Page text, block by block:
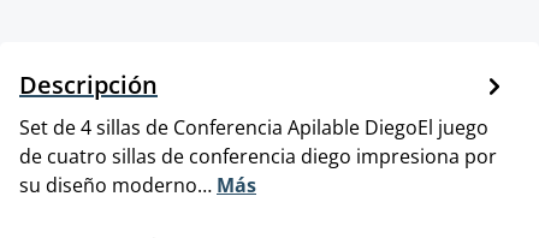
Descripción
Set de 4 sillas de Conferencia Apilable DiegoEl juego
de cuatro sillas de conferencia diego impresiona por
su diseño moderno… Más